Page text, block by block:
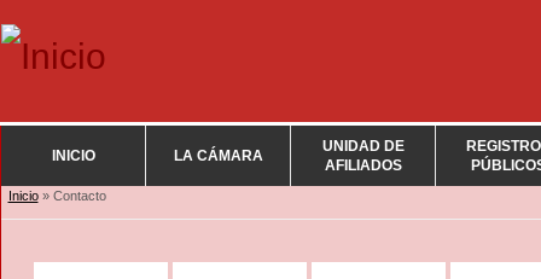
INICIO LA CÁMARA
UNIDAD DE
AFILIADOS
Se encuentra usted aquí
Inicio» Contacto